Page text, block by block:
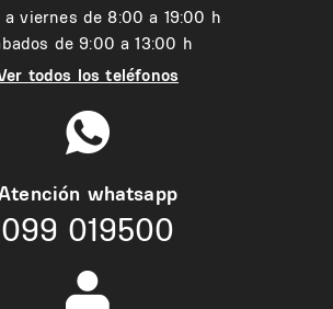
a viernes de 8:00 a 19:00 h
de 9:00 a 13:00 h
todos los teléfonos
whatsapp
099 019500